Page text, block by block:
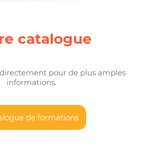
catalogue
pour de plus amples
informations.
de formations